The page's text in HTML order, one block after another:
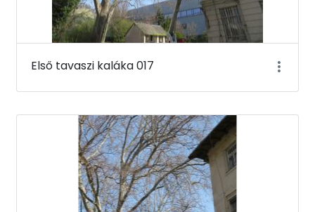
Első tavaszi kaláka 017